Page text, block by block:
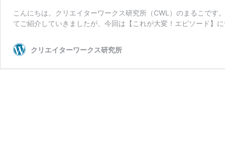
こんにちは。クリエイターワークス研究所（CWL）のまるこで
てご紹介していきましたが、今回は【これが大変！エピソード】
クリエイターワークス研究所